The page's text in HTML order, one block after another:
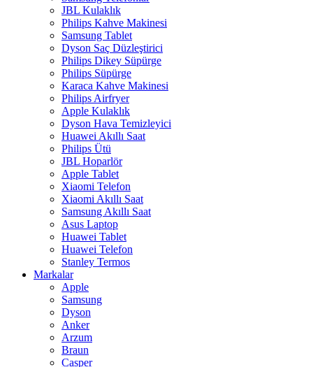
JBL Kulaklık
Philips Kahve Makinesi
Samsung Tablet
Dyson Saç Düzleştirici
Philips Dikey Süpürge
Philips Süpürge
Karaca Kahve Makinesi
Philips Airfryer
Apple Kulaklık
Dyson Hava Temizleyici
Huawei Akıllı Saat
Philips Ütü
JBL Hoparlör
Apple Tablet
Xiaomi Telefon
Xiaomi Akıllı Saat
Samsung Akıllı Saat
Asus Laptop
Huawei Tablet
Huawei Telefon
Stanley Termos
Markalar
Apple
Samsung
Dyson
Anker
Arzum
Braun
Casper